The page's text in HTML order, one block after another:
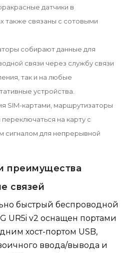
датчики в
также связаны с сотовыми
собирают данные для
связи через службу связи
так и на любые
устройства.
SIM-картами, маршрутизаторы
на карту с
сигналом для непрерывной
преимущества
связей
быстрый беспроводной
UR5i v2 оснащен портами
хост-портом USB,
ввода/вывода и